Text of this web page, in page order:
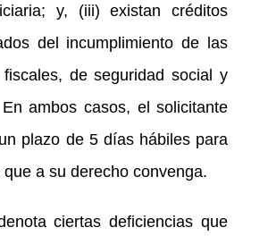
y, (iii) existan créditos
del incumplimiento de las
fiscales, de seguridad social y
ambos casos, el solicitante
plazo de 5 días hábiles para
a su derecho convenga.
ciertas deficiencias que